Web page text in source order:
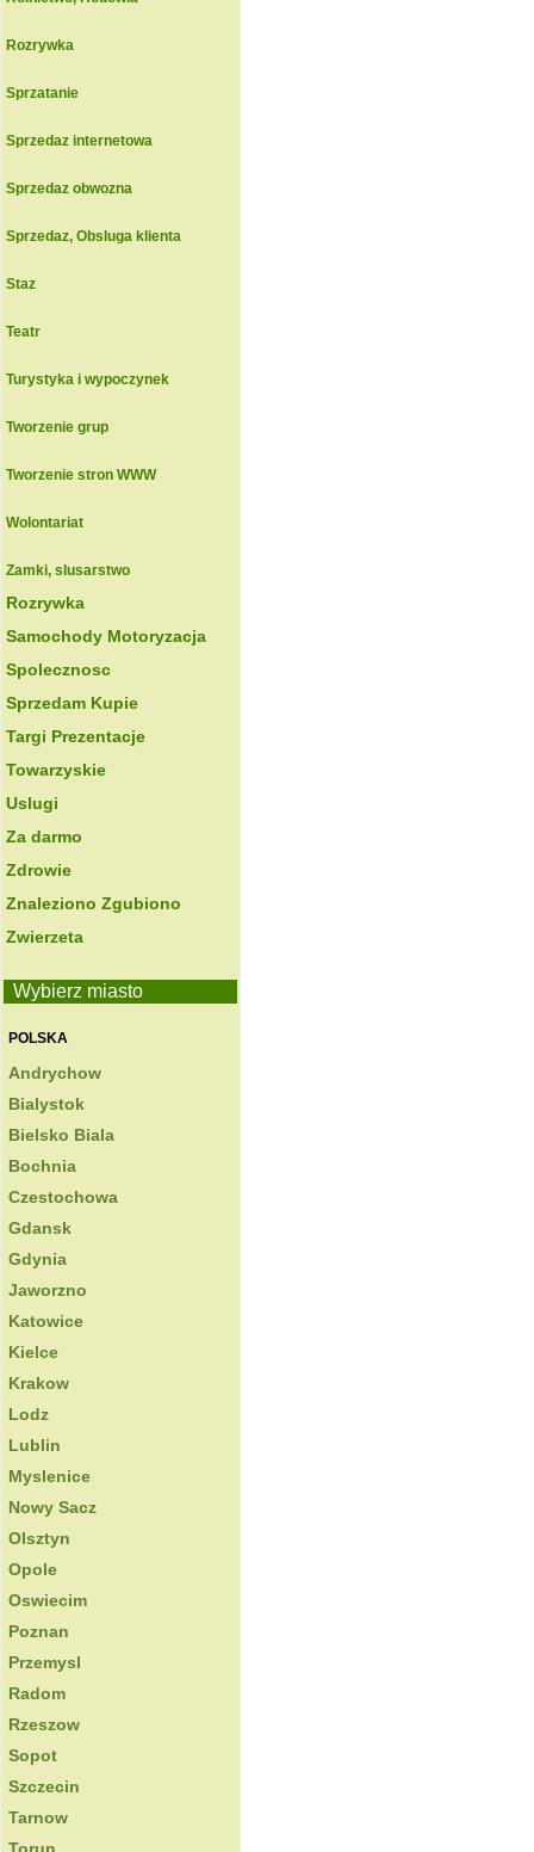
Rozrywka
Sprzatanie
Sprzedaz internetowa
Sprzedaz obwozna
Sprzedaz, Obsluga klienta
Staz
Teatr
Turystyka i wypoczynek
Tworzenie grup
Tworzenie stron WWW
Wolontariat
Zamki, slusarstwo
Rozrywka
Samochody Motoryzacja
Spolecznosc
Sprzedam Kupie
Targi Prezentacje
Towarzyskie
Uslugi
Za darmo
Zdrowie
Znaleziono Zgubiono
Zwierzeta
Wybierz miasto
POLSKA
Andrychow
Bialystok
Bielsko Biala
Bochnia
Czestochowa
Gdansk
Gdynia
Jaworzno
Katowice
Kielce
Krakow
Lodz
Lublin
Myslenice
Nowy Sacz
Olsztyn
Opole
Oswiecim
Poznan
Przemysl
Radom
Rzeszow
Sopot
Szczecin
Tarnow